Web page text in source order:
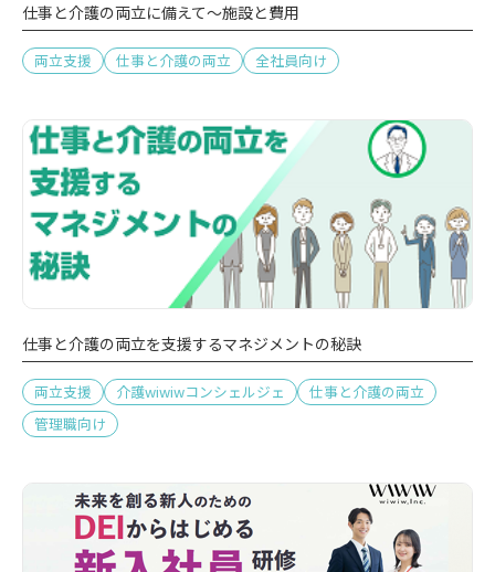
仕事と介護の両立に備えて～施設と費用
両立支援 仕事と介護の両立 全社員向け
仕事と介護の両立を支援するマネジメントの秘訣
両立支援 介護wiwiwコンシェルジェ
仕事と介護の両立
管理職向け